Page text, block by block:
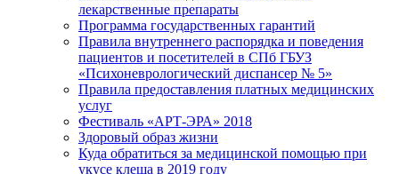
лекарственные препараты
Программа государственных гарантий
Правила внутреннего распорядка и поведения
пациентов и посетителей в СПб ГБУЗ
«Психоневрологический диспансер № 5»
Правила предоставления платных медицинских
услуг
Фестиваль «АРТ-ЭРА» 2018
Здоровый образ жизни
Куда обратиться за медицинской помощью при
укусе клеща в 2019 году